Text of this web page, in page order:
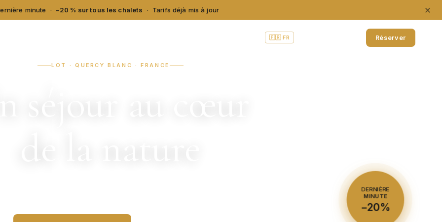
minute · −20 % sur tous les chalets · Tarifs déjà mis à jour ×
🇫🇷 FR Réserver
LOT · QUERCY BLANC · FRANCE
DERNIÈRE
MINUTE
−20%